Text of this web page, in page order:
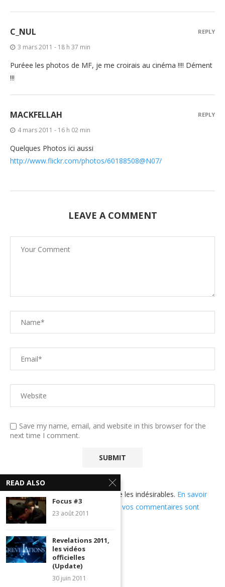
C_NUL
3 mars 2011 - 18 h 37 min
Puréee les photos de MF, je me croirais au cinéma !!!! Dément
!!!
REPLY
MACKFELLAH
4 mars 2011 - 16 h 02 min
Quelques Photos ici aussi
http://www.flickr.com/photos/60188508@N07/
REPLY
LEAVE A COMMENT
Save my name, email, and website in this browser for the
next time I comment.
Ce site utilise Akismet pour réduire les indésirables. En savoir
plus sur comment les données de vos commentaires sont
utilisées.
READ ALSO
Focus #3
23 août 2011
Revelations 2011,
les vidéos
officielles
(Update)
30 juin 2011